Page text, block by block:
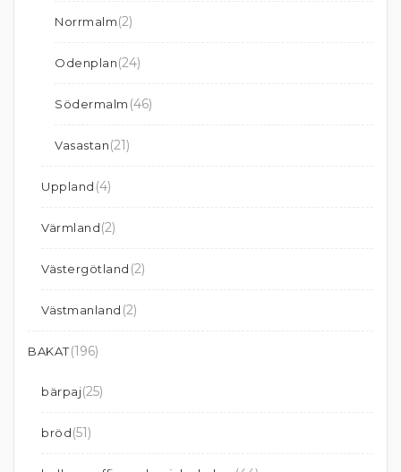
Norrmalm(2)
Odenplan(24)
Södermalm (46)
Vasastan(21)
Uppland (4)
Värmland(2)
Västergötland (2)
Västmanland (2)
BAKAT(196)
bärpaj(25)
bröd(51)